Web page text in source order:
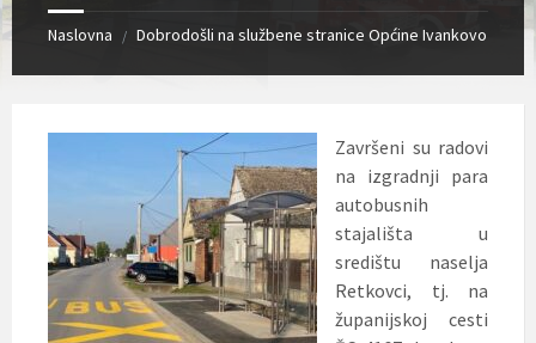
Naslovna / Dobrodošli na službene stranice Općine Ivankovo
Završeni su radovi
na izgradnji para
autobusnih
stajališta u
središtu naselja
Retkovci, tj. na
županijskoj cesti